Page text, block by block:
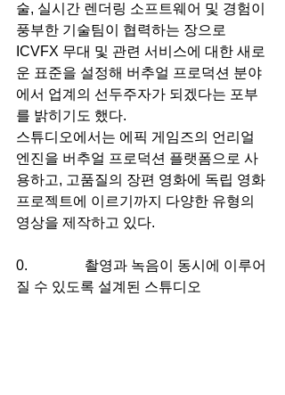
술, 실시간 렌더링 소프트웨어 및 경험이
풍부한 기술팀이 협력하는 장으로
ICVFX 무대 및 관련 서비스에 대한 새로
운 표준을 설정해 버추얼 프로덕션 분야
에서 업계의 선두주자가 되겠다는 포부
를 밝히기도 했다.
스튜디오에서는 에픽 게임즈의 언리얼
엔진을 버추얼 프로덕션 플랫폼으로 사
용하고, 고품질의 장편 영화에 독립 영화
프로젝트에 이르기까지 다양한 유형의
영상을 제작하고 있다.
0.                촬영과 녹음이 동시에 이루어
질 수 있도록 설계된 스튜디오